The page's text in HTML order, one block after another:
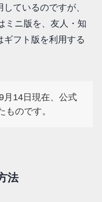
ているのですが、
ミニ版を、友人・知
ギフト版を利用する
月14日現在、公式
ものです。
法